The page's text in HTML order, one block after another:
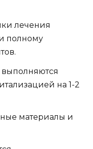
лечения
полному
на 1-2
материалы и